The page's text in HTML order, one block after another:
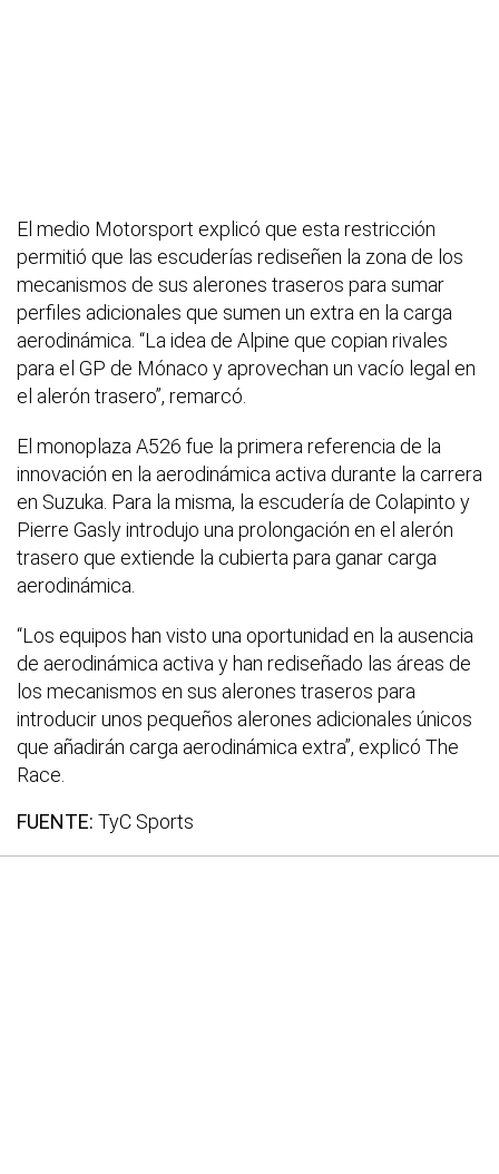
El medio Motorsport explicó que esta restricción
permitió que las escuderías rediseñen la zona de los
mecanismos de sus alerones traseros para sumar
perfiles adicionales que sumen un extra en la carga
aerodinámica. “La idea de Alpine que copian rivales
para el GP de Mónaco y aprovechan un vacío legal en
el alerón trasero”, remarcó.
El monoplaza A526 fue la primera referencia de la
innovación en la aerodinámica activa durante la carrera
en Suzuka. Para la misma, la escudería de Colapinto y
Pierre Gasly introdujo una prolongación en el alerón
trasero que extiende la cubierta para ganar carga
aerodinámica.
“Los equipos han visto una oportunidad en la ausencia
de aerodinámica activa y han rediseñado las áreas de
los mecanismos en sus alerones traseros para
introducir unos pequeños alerones adicionales únicos
que añadirán carga aerodinámica extra”, explicó The
Race.
FUENTE: TyC Sports